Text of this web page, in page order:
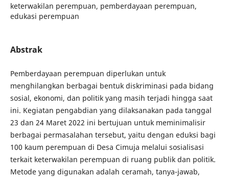
keterwakilan perempuan, pemberdayaan perempuan,
edukasi perempuan
Abstrak
Pemberdayaan perempuan diperlukan untuk
menghilangkan berbagai bentuk diskriminasi pada bidang
sosial, ekonomi, dan politik yang masih terjadi hingga saat
ini. Kegiatan pengabdian yang dilaksanakan pada tanggal
23 dan 24 Maret 2022 ini bertujuan untuk meminimalisir
berbagai permasalahan tersebut, yaitu dengan eduksi bagi
100 kaum perempuan di Desa Cimuja melalui sosialisasi
terkait keterwakilan perempuan di ruang publik dan politik.
Metode yang digunakan adalah ceramah, tanya-jawab,